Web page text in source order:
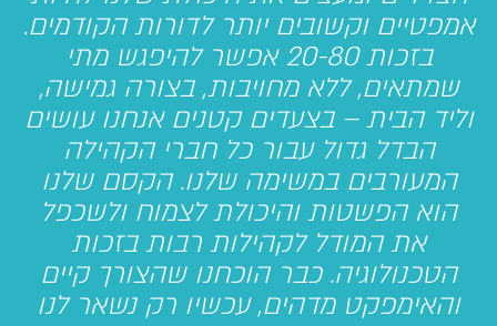
אמפטיים וקשובים יותר לדורות הקודמים.
בזכות 20-80 אפשר להיפגש מתי
שמתאים, ללא מחויבות, בצורה גמישה,
וליד הבית – בצעדים קטנים אנחנו עושים
הבדל גדול עבור כל חברי הקהילה
המעורבים במשימה שלנו. הקסם שלנו
הוא הפשטות והיכולת לצמוח ולשכפל
את המודל לקהילות רבות בזכות
הטכנולוגיה. כבר הוכחנו שהצורך קיים
והאימפקט מדהים, עכשיו רק נשאר לנו